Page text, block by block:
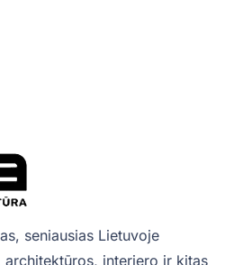
seniausias Lietuvoje
architektūros, interjero ir kitas